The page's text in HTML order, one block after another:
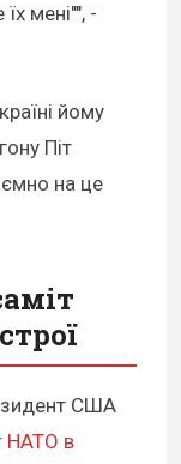
мені"", -
йому
Піт
на це
США
НАТО в